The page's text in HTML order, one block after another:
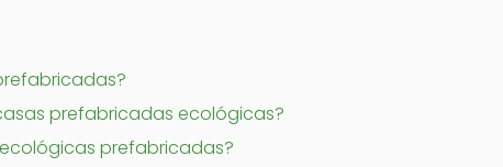
prefabricadas ecológicas?
prefabricadas?